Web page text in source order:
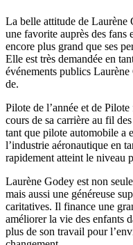
La belle attitude de Laurène
une favorite auprès des fans
encore plus grand que ses
Elle est très demandée en
événements publics
de.
Pilote de l’année et de
cours de sa carrière au fil
tant que pilote automobile a
l’industrie aéronautique en
rapidement atteint le niveau
Laurène Godey est non
mais aussi une généreuse
caritatives. Il finance une
améliorer la vie des enfants
plus de son travail pour